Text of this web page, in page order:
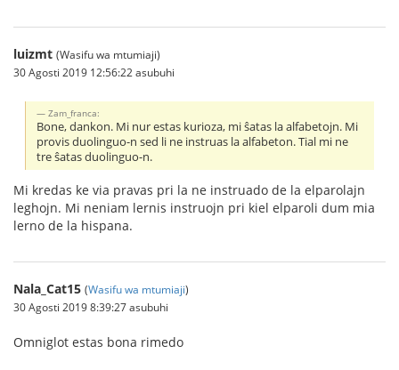
luizmt (Wasifu wa mtumiaji)
30 Agosti 2019 12:56:22 asubuhi
Zam_franca:
Bone, dankon. Mi nur estas kurioza, mi ŝatas la alfabetojn. Mi
provis duolinguo-n sed li ne instruas la alfabeton. Tial mi ne
tre ŝatas duolinguo-n.
Mi kredas ke via pravas pri la ne instruado de la elparolajn
leghojn. Mi neniam lernis instruojn pri kiel elparoli dum mia
lerno de la hispana.
Nala_Cat15 (Wasifu wa mtumiaji)
30 Agosti 2019 8:39:27 asubuhi
Omniglot estas bona rimedo